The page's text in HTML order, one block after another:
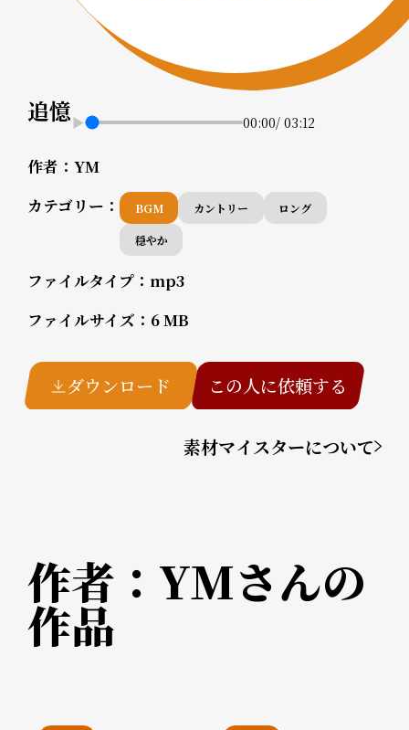
00:00/03:12
追憶
作者： YM
カテゴリー：
BGM カントリー ロング
穏やか
ファイルタイプ： mp3
ファイルサイズ： 6 MB
ダウンロード この人に依頼する
素材マイスターについて
作者： YMさんの
作品